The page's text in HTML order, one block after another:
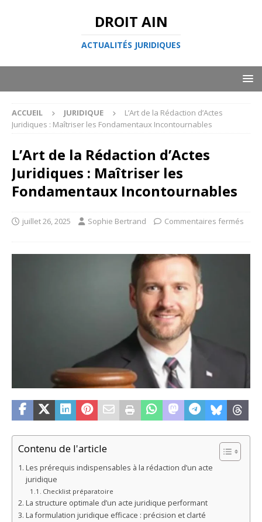
DROIT AIN
ACTUALITÉS JURIDIQUES
ACCUEIL JURIDIQUE
L’Art de la Rédaction d’Actes
Juridiques : Maîtriser les Fondamentaux Incontournables
L’Art de la Rédaction d’Actes
Juridiques : Maîtriser les
Fondamentaux Incontournables
juillet 26, 2025 Sophie Bertrand Commentaires fermés
Contenu de l'article
Les prérequis indispensables à la rédaction d’un acte
juridique
Checklist préparatoire
La structure optimale d’un acte juridique performant
La formulation juridique efficace : précision et clarté